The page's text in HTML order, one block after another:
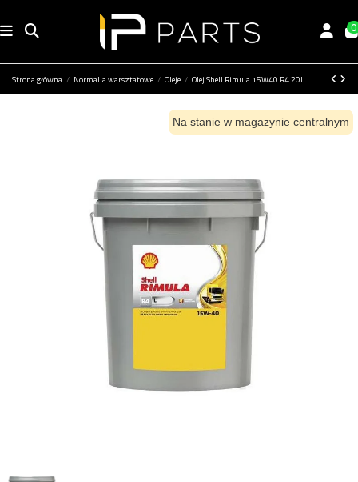
0
Strona główna Normalia warsztatowe Oleje Olej Shell Rimula 15W40 R4 20l
Na stanie w magazynie centralnym